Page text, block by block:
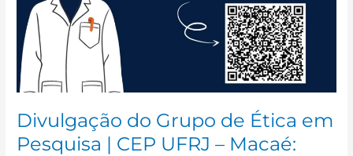
Divulgação do Grupo de Ética em
Pesquisa | CEP UFRJ – Macaé: